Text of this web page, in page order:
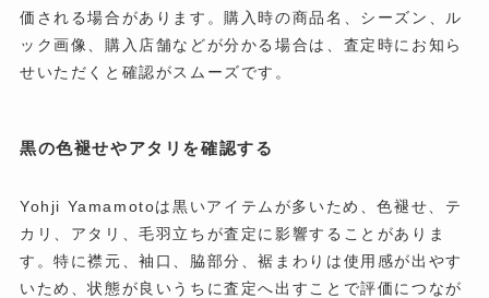
価される場合があります。購入時の商品名、シーズン、ル
ック画像、購入店舗などが分かる場合は、査定時にお知ら
せいただくと確認がスムーズです。
黒の色褪せやアタリを確認する
Yohji Yamamotoは黒いアイテムが多いため、色褪せ、テ
カリ、アタリ、毛羽立ちが査定に影響することがありま
す。特に襟元、袖口、脇部分、裾まわりは使用感が出やす
いため、状態が良いうちに査定へ出すことで評価につなが